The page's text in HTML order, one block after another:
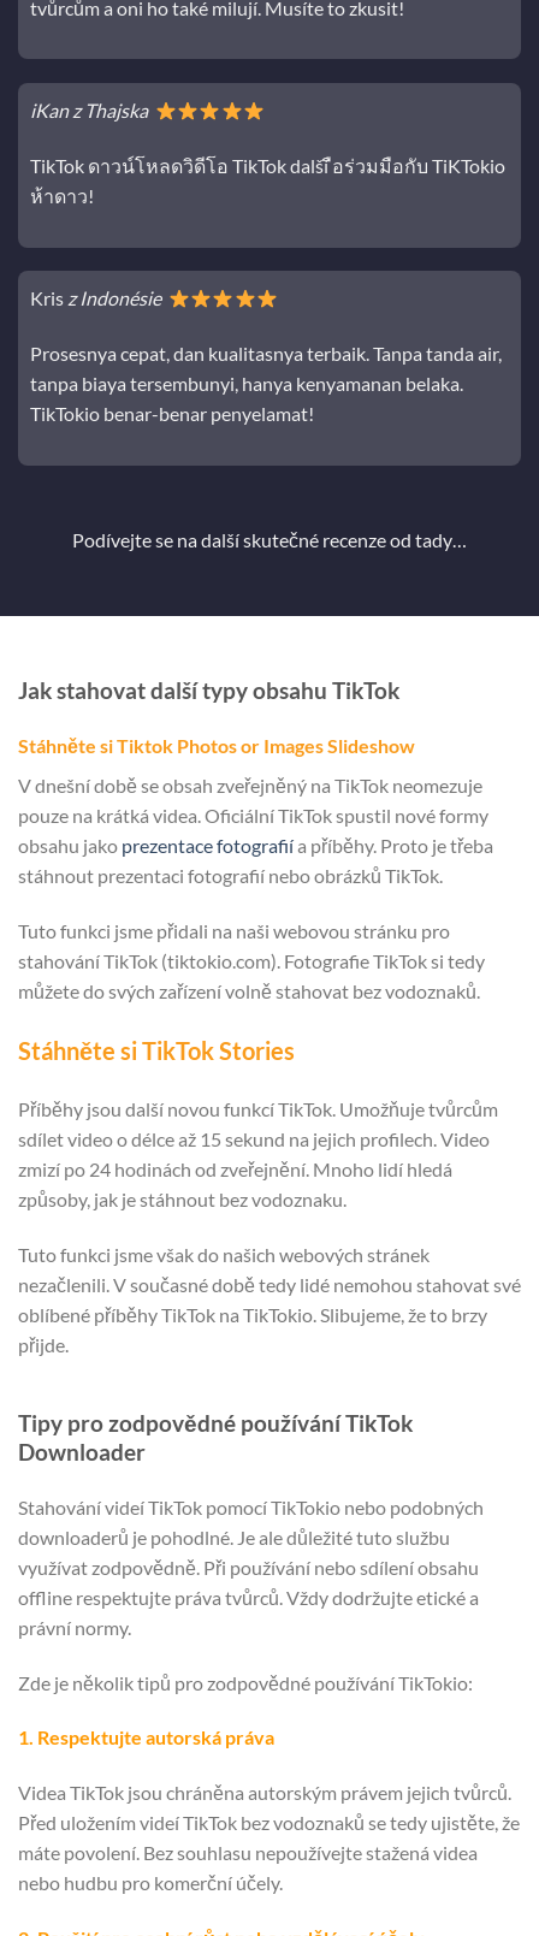
tvůrcům a oni ho také milují. Musíte to zkusit!
iKan z Thajska
TikTok ดาวน์โหลดวิดีโอ TikTok další ือร่วมมือกับ TiKTokio
ห้าดาว!
Krisz Indonésie
Prosesnya cepat, dan kualitasnya terbaik. Tanpa tanda air,
tanpa biaya tersembunyi, hanya kenyamanan belaka.
TikTokio benar-benar penyelamat!
Podívejte se na další skutečné recenze od tady…
Jak stahovat další typy obsahu TikTok
Stáhněte si Tiktok Photos or Images Slideshow
V dnešní době se obsah zveřejněný na TikTok neomezuje
pouze na krátká videa. Oficiální TikTok spustil nové formy
obsahu jako prezentace fotografiía příběhy. Proto je třeba
stáhnout prezentaci fotografií nebo obrázků TikTok.
Tuto funkci jsme přidali na naši webovou stránku pro
stahování TikTok (tiktokio.com). Fotografie TikTok si tedy
můžete do svých zařízení volně stahovat bez vodoznaků.
Stáhněte si TikTok Stories
Příběhy jsou další novou funkcí TikTok. Umožňuje tvůrcům
sdílet video o délce až 15 sekund na jejich profilech. Video
zmizí po 24 hodinách od zveřejnění. Mnoho lidí hledá
způsoby, jak je stáhnout bez vodoznaku.
Tuto funkci jsme však do našich webových stránek
nezačlenili. V současné době tedy lidé nemohou stahovat své
oblíbené příběhy TikTok na TikTokio. Slibujeme, že to brzy
přijde.
Tipy pro zodpovědné používání TikTok
Downloader
Stahování videí TikTok pomocí TikTokio nebo podobných
downloaderů je pohodlné. Je ale důležité tuto službu
využívat zodpovědně. Při používání nebo sdílení obsahu
offline respektujte práva tvůrců. Vždy dodržujte etické a
právní normy.
Zde je několik tipů pro zodpovědné používání TikTokio:
1. Respektujte autorská práva
Videa TikTok jsou chráněna autorským právem jejich tvůrců.
Před uložením videí TikTok bez vodoznaků se tedy ujistěte, že
máte povolení. Bez souhlasu nepoužívejte stažená videa
nebo hudbu pro komerční účely.